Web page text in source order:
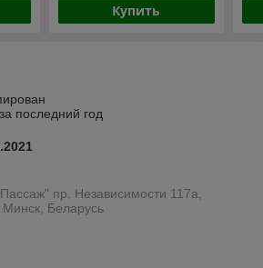
Купить
последний год
пр. Независимости 117а,
Беларусь